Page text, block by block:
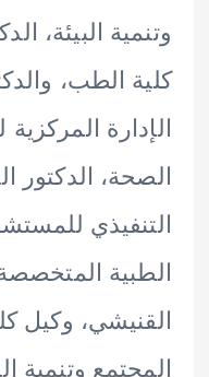
البيئة،
الطب، والدكتورة
المركزية لتنمية
الدكتور
للمستشفيات
المتخصصة،
وكيل كلية
وتنمية البيئة،